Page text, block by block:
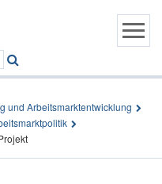
und Arbeitsmarktentwicklung